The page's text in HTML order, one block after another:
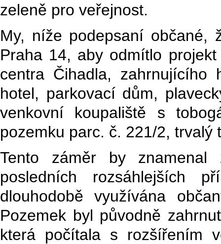
zeleně pro veřejnost.
My, níže podepsaní občané,
Praha 14, aby odmítlo
centra Čihadla, zahrnujícího
hotel, parkovací dům,
venkovní koupaliště s
pozemku parc. č. 221/2,
Tento záměr by
posledních rozsáhlejších
dlouhodobě využívána
Pozemek byl původně
která počítala s rozšířením